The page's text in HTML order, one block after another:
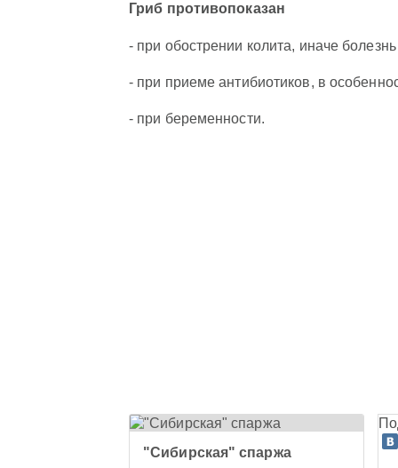
Гриб противопоказан
- при обострении колита, иначе
- при приеме антибиотиков, в
- при беременности.
"Сибирская" спаржа